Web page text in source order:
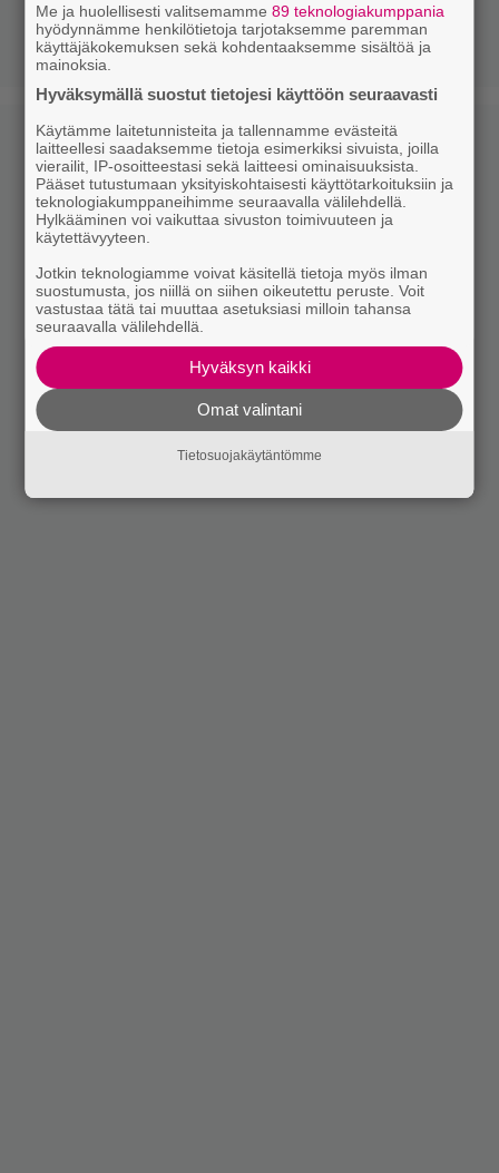
Me ja huolellisesti valitsemamme89 teknologiakumppania
hyödynnämme henkilötietoja tarjotaksemme paremman
käyttäjäkokemuksen sekä kohdentaaksemme sisältöä ja
mainoksia.
Hyväksymällä suostut tietojesi käyttöön seuraavasti
Käytämme laitetunnisteita ja tallennamme evästeitä
laitteellesi saadaksemme tietoja esimerkiksi sivuista, joilla
vierailit, IP-osoitteestasi sekä laitteesi ominaisuuksista.
Pääset tutustumaan yksityiskohtaisesti käyttötarkoituksiin ja
teknologiakumppaneihimme seuraavalla välilehdellä.
Hylkääminen voi vaikuttaa sivuston toimivuuteen ja
käytettävyyteen.
Jotkin teknologiamme voivat käsitellä tietoja myös ilman
suostumusta, jos niillä on siihen oikeutettu peruste. Voit
vastustaa tätä tai muuttaa asetuksiasi milloin tahansa
seuraavalla välilehdellä.
Hyväksyn kaikki
Omat valintani
Tietosuojakäytäntömme